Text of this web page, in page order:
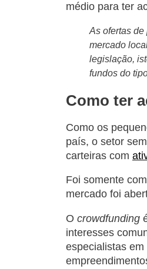
médio para ter
As ofertas
mercado
legislação,
fundos do
Como ter
Como os
país, o setor
carteiras com
Foi somente
mercado foi
O crowdfunding
interesses
especialistas